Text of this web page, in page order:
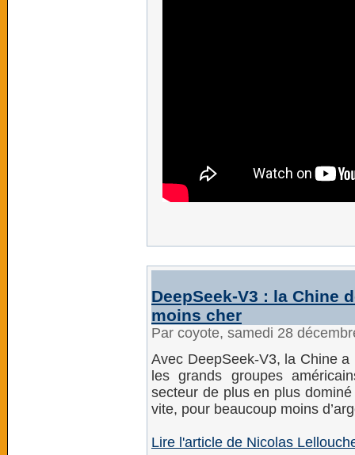
DeepSeek-V3 : la Chine
moins cher
Par coyote, samedi 28
Avec DeepSeek-V3, la Chine
les grands groupes
secteur de plus en plus
vite, pour beaucoup moins
Lire l'article de Nicolas